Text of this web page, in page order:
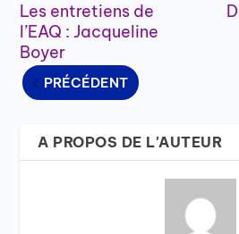
Les entretiens de
l’EAQ : Jacqueline
Boyer
PRÉCÉDENT
A PROPOS DE L'AUTEUR